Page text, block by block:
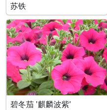
苏铁
碧冬茄 '麒麟波紫'